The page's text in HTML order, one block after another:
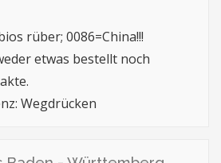
rüber; 0086=China!!!
etwas bestellt noch
Wegdrücken